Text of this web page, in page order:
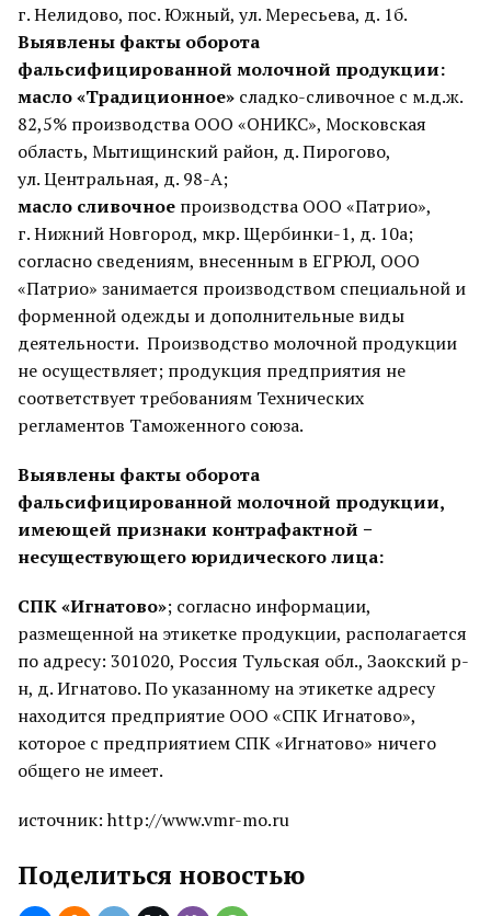
г. Нелидово, пос. Южный, ул. Мересьева, д. 1б.
Выявлены факты оборота
фальсифицированной молочной продукции:
масло «Традиционное» сладко-сливочное с м.д.ж.
82,5% производства ООО «ОНИКС», Московская
область, Мытищинский район, д. Пирогово,
ул. Центральная, д. 98-А;
масло сливочное производства ООО «Патрио»,
г. Нижний Новгород, мкр. Щербинки-1, д. 10а;
согласно сведениям, внесенным в ЕГРЮЛ, ООО
«Патрио» занимается производством специальной и
форменной одежды и дополнительные виды
деятельности. Производство молочной продукции
не осуществляет; продукция предприятия не
соответствует требованиям Технических
регламентов Таможенного союза.
Выявлены факты оборота
фальсифицированной молочной продукции,
имеющей признаки контрафактной −
несуществующего юридического лица:
СПК «Игнатово»; согласно информации,
размещенной на этикетке продукции, располагается
по адресу: 301020, Россия Тульская обл., Заокский р-
н, д. Игнатово. По указанному на этикетке адресу
находится предприятие ООО «СПК Игнатово»,
которое с предприятием СПК «Игнатово» ничего
общего не имеет.
источник: http://www.vmr-mo.ru
Поделиться новостью